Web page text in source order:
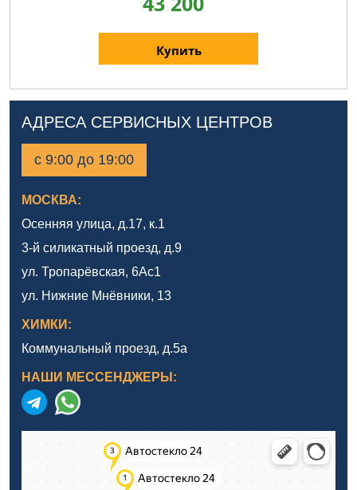
Купить
АДРЕСА СЕРВИСНЫХ ЦЕНТРОВ
с 9:00 до 19:00
МОСКВА:
Осенняя улица, д.17, к.1
3-й силикатный проезд, д.9
ул. Тропарёвская, 6Ас1
ул. Нижние Мнёвники, 13
ХИМКИ:
Коммунальный проезд, д.5а
НАШИ МЕССЕНДЖЕРЫ: